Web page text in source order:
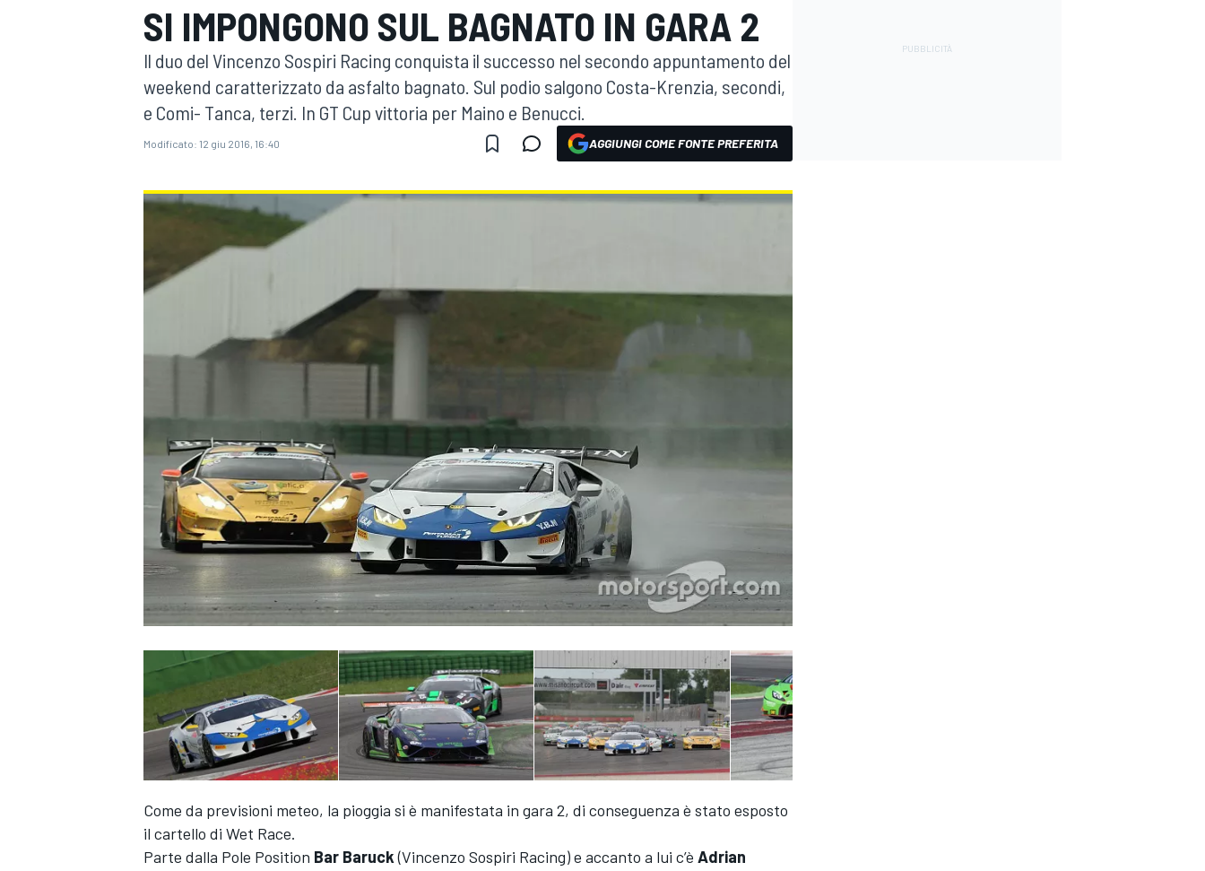
MOTOGP WEC
MONOPOSTO
SI IMPONGONO SUL BAGNATO IN GARA 2
Il duo del Vincenzo Sospiri Racing conquista il successo nel secondo appuntamento del
weekend caratterizzato da asfalto bagnato. Sul podio salgono Costa-Krenzia, secondi,
e Comi- Tanca, terzi. In GT Cup vittoria per Maino e Benucci.
Modificato: 12 giu 2016, 16:40 AGGIUNGI COME FONTE PREFERITA
Come da previsioni meteo, la pioggia si è manifestata in gara 2, di conseguenza è stato esposto
il cartello di Wet Race.
Parte dalla Pole Position Bar Baruck(Vincenzo Sospiri Racing) e accanto a lui c’è Adrian